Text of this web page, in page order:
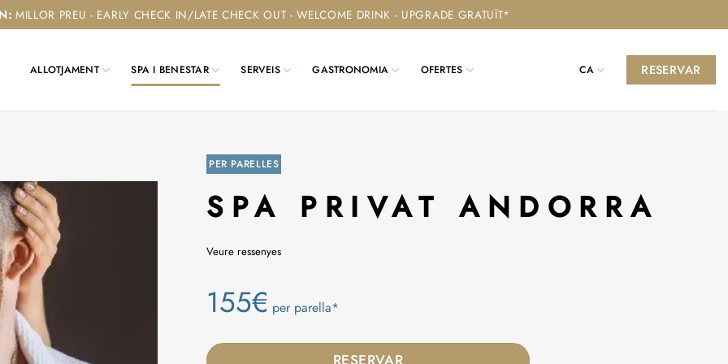
: MILLOR PREU - EARLY CHECK IN/LATE CHECK OUT - WELCOME DRINK - UPGRADE GRATUÏT*
ALLOTJAMENT SPA I BENESTAR SERVEIS GASTRONOMIA OFERTES CA RESERVAR
PER PARELLES
SPA PRIVAT ANDORRA
Veure ressenyes
155€ per parella*